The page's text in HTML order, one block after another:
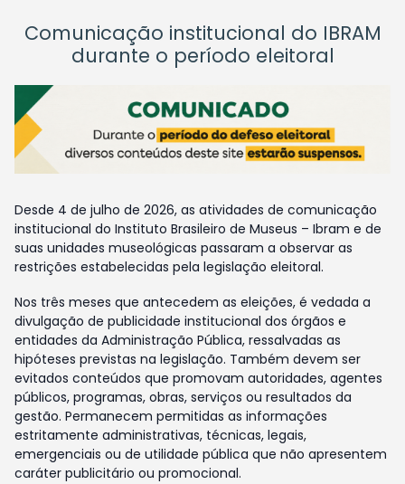
Comunicação institucional do IBRAM
durante o período eleitoral
Desde 4 de julho de 2026, as atividades de comunicação
institucional do Instituto Brasileiro de Museus – Ibram e de
suas unidades museológicas passaram a observar as
restrições estabelecidas pela legislação eleitoral.
Nos três meses que antecedem as eleições, é vedada a
divulgação de publicidade institucional dos órgãos e
entidades da Administração Pública, ressalvadas as
hipóteses previstas na legislação. Também devem ser
evitados conteúdos que promovam autoridades, agentes
públicos, programas, obras, serviços ou resultados da
gestão. Permanecem permitidas as informações
estritamente administrativas, técnicas, legais,
emergenciais ou de utilidade pública que não apresentem
caráter publicitário ou promocional.